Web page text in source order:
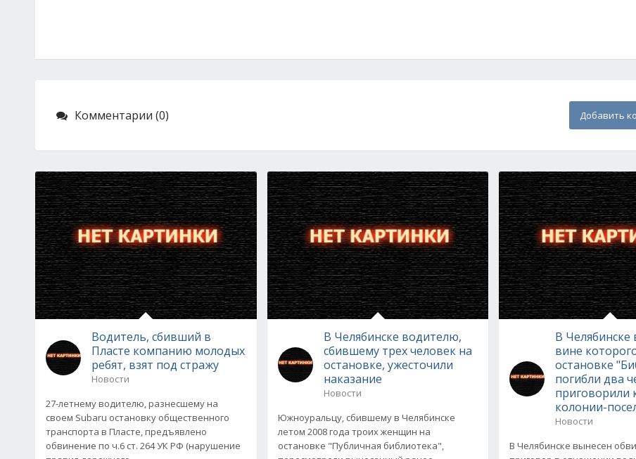
Комментарии (0) Добавить
Водитель, сбивший в
Пласте компанию молодых
ребят, взят под стражу
Новости
27-летнему водителю, разнесшему на
своем Subaru остановку общественного
транспорта в Пласте, предъявлено
обвинение по ч.6 ст. 264 УК РФ (нарушение
В Челябинске водителю,
сбившему трех человек на
остановке, ужесточили
наказание
Новости
Южноуральцу, сбившему в Челябинске
летом 2008 года троих женщин на
остановке "Публичная библиотека",
В Челябинске
вине
остановке
погибли два
приговорили
колонии-
Новости
В Челябинске вынесен